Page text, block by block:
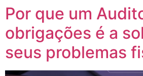
Por que um
obrigações é a
seus problemas